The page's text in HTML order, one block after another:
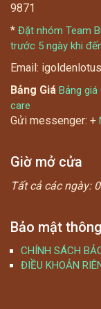
9871
* Đặt nhóm Team
trước 5 ngày khi
Email:
Bảng Giá Bảng
care
Gửi messenger: +
Giờ mở cửa
Tất cả các ngày:
Bảo mật
CHÍNH SÁCH
ĐIỀU KHOẢN